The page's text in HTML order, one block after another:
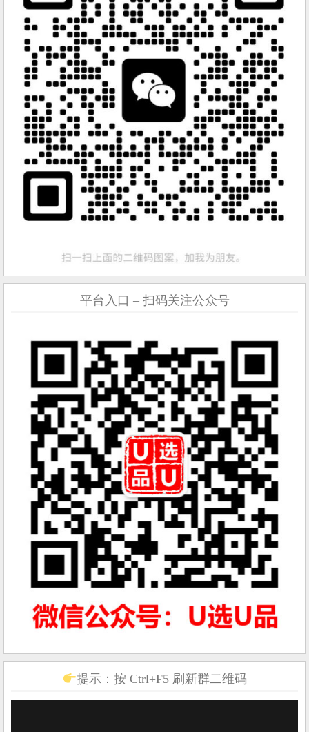
平台入口 – 扫码关注公众号
提示：按 Ctrl+F5 刷新群二维码